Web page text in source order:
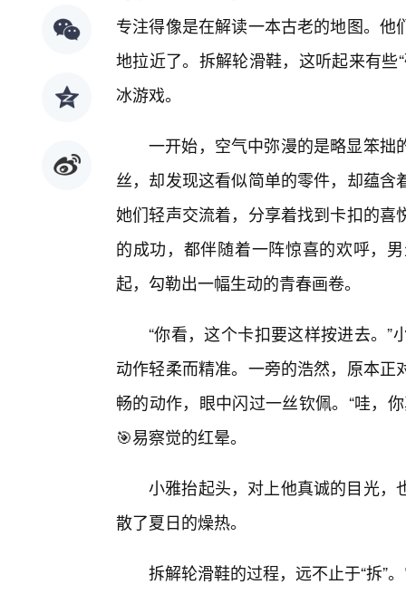
专注得像是在解读一本古老的地图。
地拉近了。拆解轮滑鞋，这听起来有
冰游戏。
一开始，空气中弥漫的是略显笨拙
丝，却发现这看似简单的零件，却蕴
她们轻声交流着，分享着找到卡扣的
的成功，都伴随着一阵惊喜的欢呼，
起，勾勒出一幅生动的青春画卷。
“你看，这个卡扣要这样按进去。
动作轻柔而精准。一旁的浩然，原本
畅的动作，眼中闪过一丝钦佩。“哇，
🎯易察觉的红晕。
小雅抬起头，对上他真诚的目光，
散了夏日的燥热。
拆解轮滑鞋的过程，远不止于“拆”